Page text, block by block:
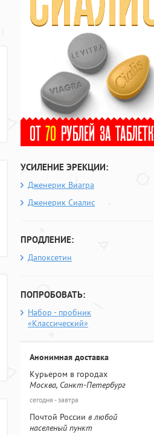
УСИЛЕНИЕ ЭРЕКЦИИ:
Дженерик Виагра
Дженерик Сиалис
ПРОДЛЕНИЕ:
Дапоксетин
ПОПРОБОВАТЬ:
Набор - пробник
«Классический»
Анонимная доставка
Курьером в городах
Москва, Санкт-Петербург
сегодня - завтра
Почтой России в любой
населеный пункт